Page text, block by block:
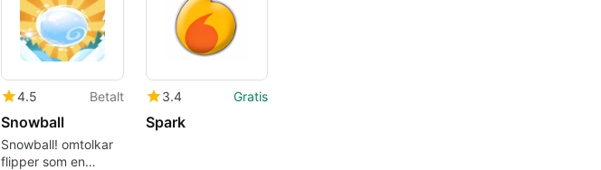
4.5 Betalt
Snowball
Snowball! omtolkar
flipper som en
3.4 Gratis
Spark